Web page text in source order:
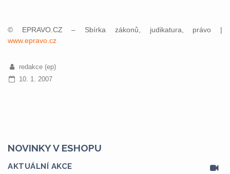
© EPRAVO.CZ – Sbírka zákonů, judikatura, právo |
www.epravo.cz
redakce (ep)
10. 1. 2007
NOVINKY V ESHOPU
AKTUÁLNÍ AKCE